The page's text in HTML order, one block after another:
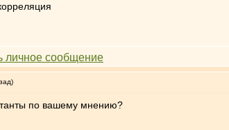
по вашему мнению?